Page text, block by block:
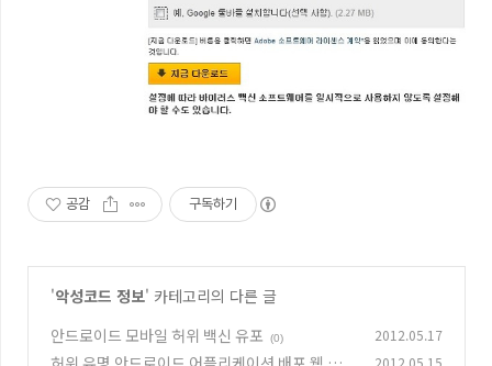
공감 구독하기
'악성코드 정보' 카테고리의 다른 글
안드로이드 모바일 허위 백신 유포
(0) 2012.05.17